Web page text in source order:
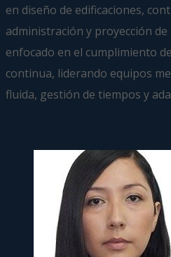
en diseño de edificaciones,
administración y proyección
enfocado en el cumplimiento
continua, liderando equipos
fluida, gestión de tiempos y